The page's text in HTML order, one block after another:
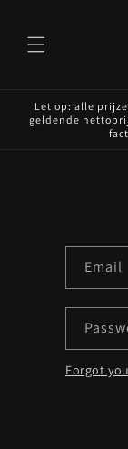
Let op: alle
geldende
Email
Forgot